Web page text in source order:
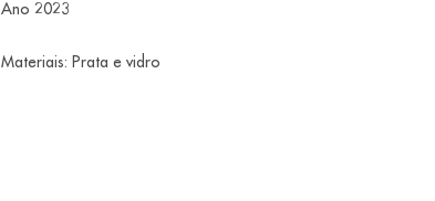
Ano 2023
Materiais: Prata e vidro